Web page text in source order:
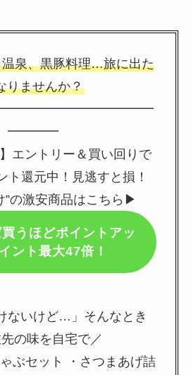
泉、黒豚料理…旅に出た
りませんか？
━━━━
エントリー＆買い回りで
ト還元中！見逃すと損！
”の激安商品はこちら▶
うほどポイントアッ
ント最大47倍！
ないけど…」そんなとき
の味を自宅で／
ぶセット ・さつまあげ詰